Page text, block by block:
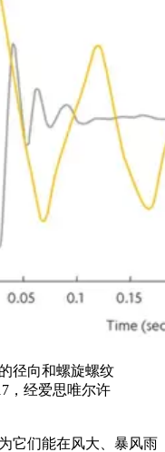
径向和螺旋螺纹
，经爱思唯尔许
它们能在风大、暴风雨